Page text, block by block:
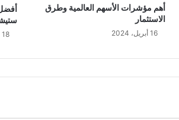
أهم مؤشرات الأسهم العالمية وطرق
الاستثمار
16 أبريل، 2024 18 فبراير، 2022